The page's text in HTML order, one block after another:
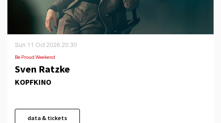
Sven Ratzke
KOPFKINO
Be Proud Weekend
Sun 11 Oct 2026 20.30
data & tickets